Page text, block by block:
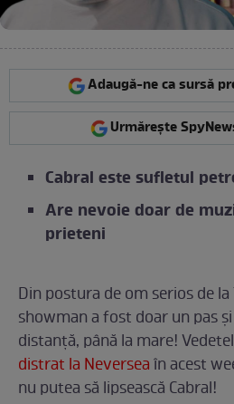
Adaugă-ne ca sursă
Urmărește
Cabral este sufletul
Are nevoie doar de
prieteni
Din postura de om serios de la
showman a fost doar un pas
distanță, până la mare!
distrat la Neverseaîn acest
nu putea să lipsească Cabral!